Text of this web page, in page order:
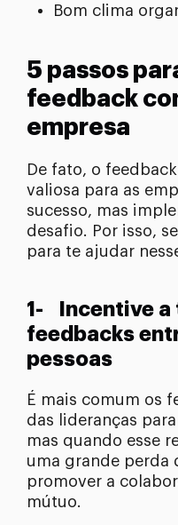
Bom clima
5 passos
feedback
empresa
De fato, o
valiosa para as
sucesso, mas
desafio. Por isso,
para te ajudar
1- Incentive a
feedbacks
pessoas
É mais comum os
das lideranças
mas quando esse
uma grande perda
promover a
mútuo.